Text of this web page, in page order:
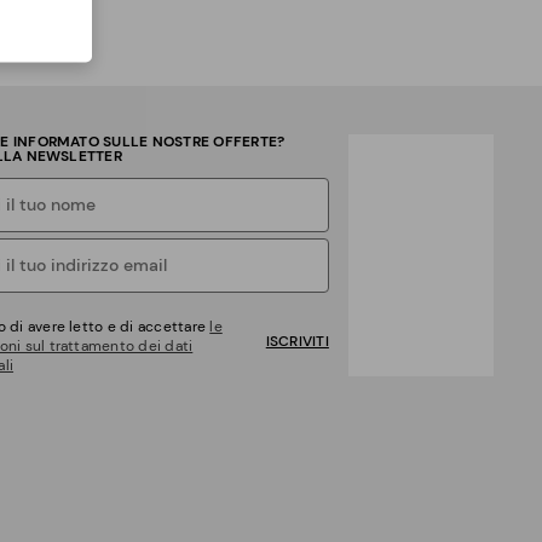
INFORMATO SULLE NOSTRE OFFERTE?
NEWSLETTER
di avere letto e di accettare le
sul trattamento dei dati
ISCRIVITI